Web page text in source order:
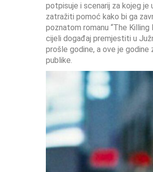
potpisuje i scenarij za kojeg je
zatražiti pomoć kako bi ga
poznatom romanu “The
cijeli događaj premjestiti u
prošle godine, a ove je
publike.